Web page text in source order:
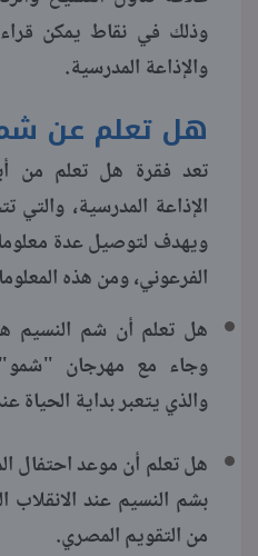
وذلك في نقاط يمكن
والإذاعة المدرسية.
هل تعلم عن
تعد فقرة هل تعلم من
الإذاعة المدرسية،
ويهدف لتوصيل عدة
الفرعوني، ومن هذه
هل تعلم أن شم النسيم
وجاء مع مهرجان
والذي يتعبر بداية الحياة
هل تعلم أن موعد احتفال
من التقويم المصري.